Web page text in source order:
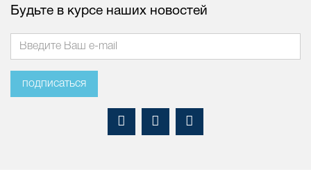
Будьте в курсе наших новостей
подписаться